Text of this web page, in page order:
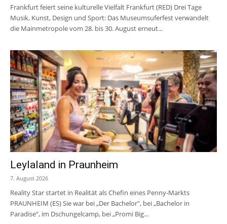
Frankfurt feiert seine kulturelle Vielfalt Frankfurt (RED) Drei Tage
Musik, Kunst, Design und Sport: Das Museumsuferfest verwandelt
die Mainmetropole vom 28. bis 30. August erneut...
Leylaland in Praunheim
7. August 2026
Reality Star startet in Realität als Chefin eines Penny-Markts
PRAUNHEIM (ES) Sie war bei „Der Bachelor", bei „Bachelor in
Paradise“, im Dschungelcamp, bei „Promi Big...